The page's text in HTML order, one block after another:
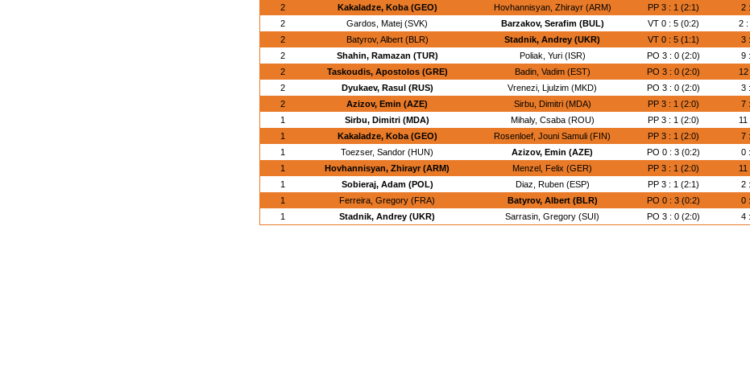
2
Kakaladze, Koba (GEO) Hovhannisyan, Zhirayr (ARM) PP 3 : 1 (2:1) 2
2
Gardos, Matej (SVK) Barzakov, Serafim (BUL) VT 0 : 5 (0:2) 2 :
2
Batyrov, Albert (BLR) Stadnik, Andrey (UKR) VT 0 : 5 (1:1) 3
2
Shahin, Ramazan (TUR) Poliak, Yuri (ISR) PO 3 : 0 (2:0) 9
2
Taskoudis, Apostolos (GRE) Badin, Vadim (EST) PO 3 : 0 (2:0)
2
Dyukaev, Rasul (RUS) Vrenezi, Ljulzim (MKD) PO 3 : 0 (2:0) 3
2
Azizov, Emin (AZE) Sirbu, Dimitri (MDA) PP 3 : 1 (2:0) 7
1
Sirbu, Dimitri (MDA) Mihaly, Csaba (ROU) PP 3 : 1 (2:0) 11
1
Kakaladze, Koba (GEO) Rosenloef, Jouni Samuli (FIN) PP 3 : 1 (2:0) 7
1
Toezser, Sandor (HUN) Azizov, Emin (AZE) PO 0 : 3 (0:2) 0
1
Hovhannisyan, Zhirayr (ARM) Menzel, Felix (GER) PP 3 : 1 (2:0) 11
1
Sobieraj, Adam (POL) Diaz, Ruben (ESP) PP 3 : 1 (2:1) 2
1
Ferreira, Gregory (FRA) Batyrov, Albert (BLR) PO 0 : 3 (0:2) 0
1
Stadnik, Andrey (UKR) Sarrasin, Gregory (SUI) PO 3 : 0 (2:0) 4